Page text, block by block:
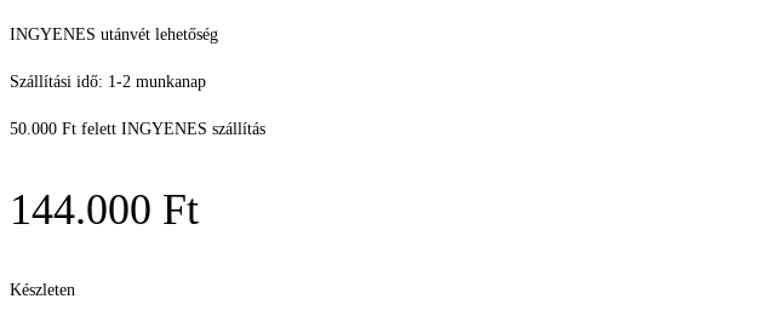
INGYENES utánvét lehetőség
Szállítási idő: 1-2 munkanap
50.000 Ft felett INGYENES szállítás
144.000 Ft
Készleten